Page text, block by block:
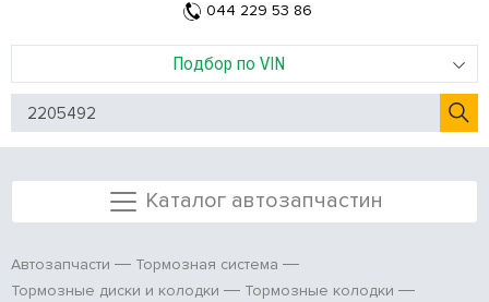
Подбор по VIN
044 229 53 86
Каталог автозапчастин
Автозапчасти
Тормозная система
Тормозные диски и колодки
Тормозные колодки